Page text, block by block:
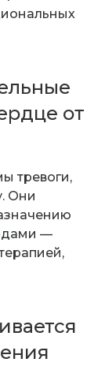
от
тревоги,
Они
—